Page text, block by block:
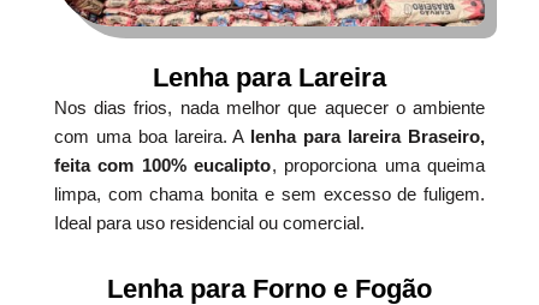
Lenha para Lareira
Nos dias frios, nada melhor que aquecer o ambiente
com uma boa lareira. A lenha para lareira Braseiro,
feita com 100% eucalipto, proporciona uma queima
limpa, com chama bonita e sem excesso de fuligem.
Ideal para uso residencial ou comercial.
Lenha para Forno e Fogão